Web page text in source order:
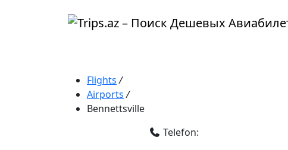
Flights /
Airports /
Bennettsville
Telefon: